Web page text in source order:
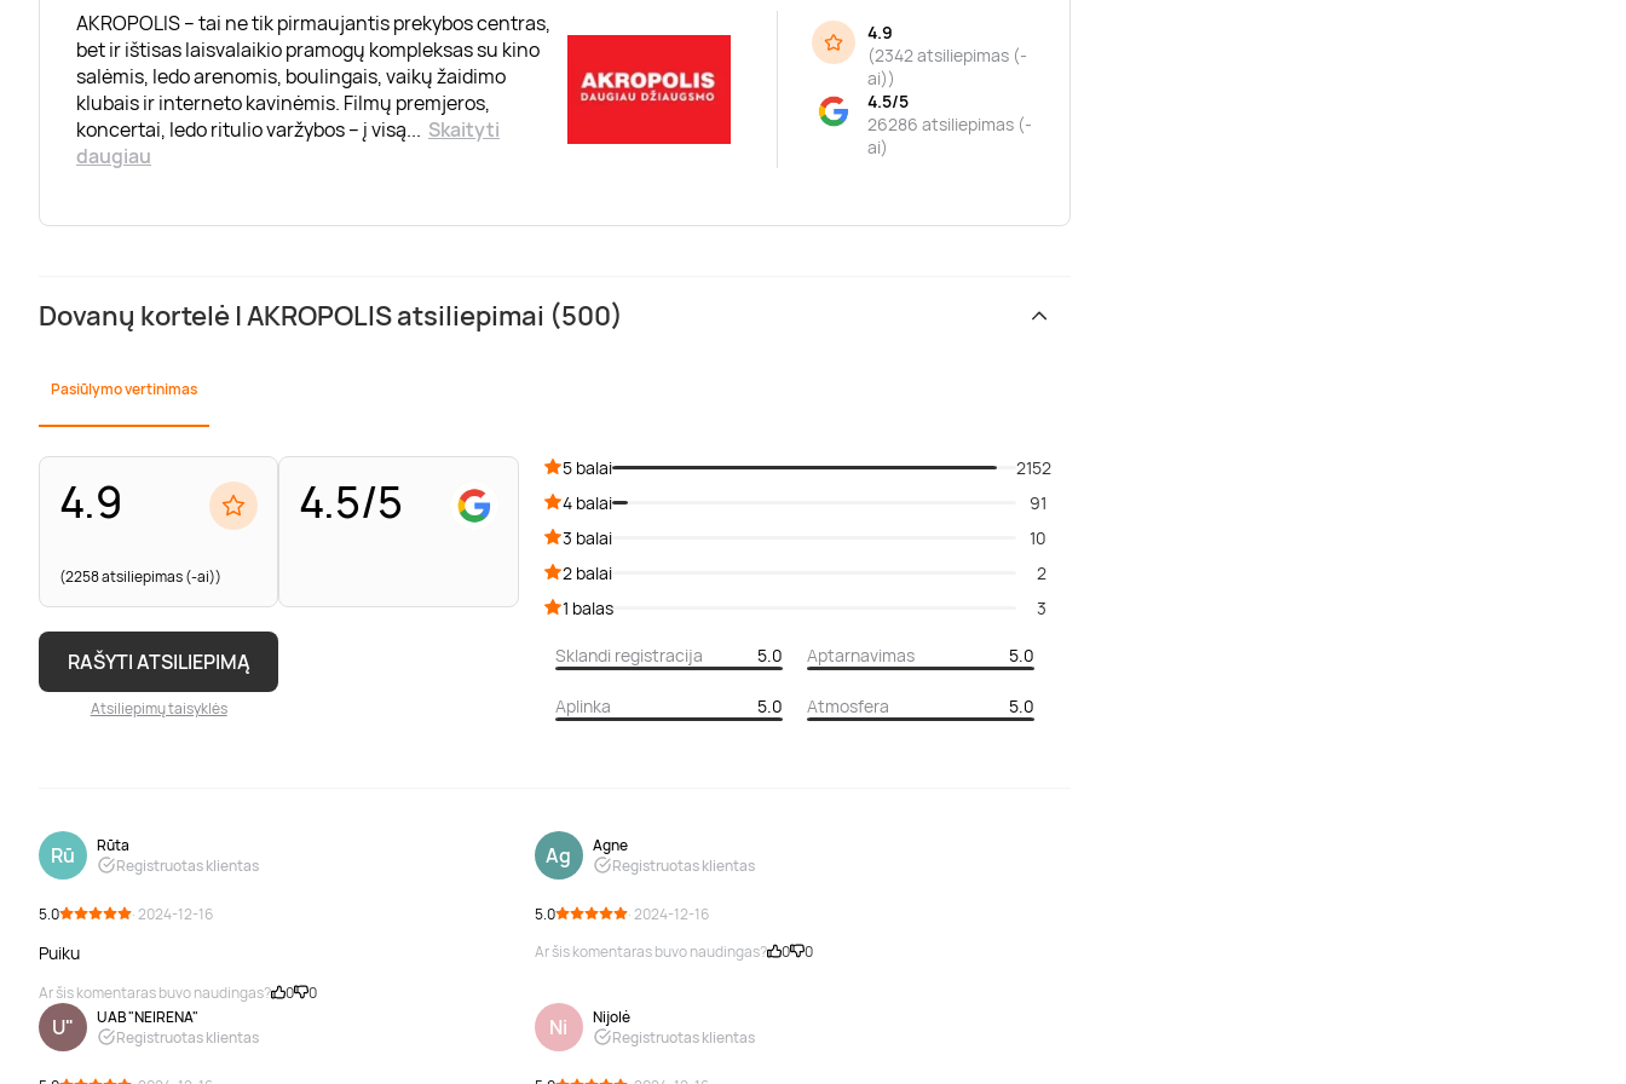
AKROPOLIS – tai ne tik pirmaujantis prekybos centras,
bet ir ištisas laisvalaikio pramogų kompleksas su kino
salėmis, ledo arenomis, boulingais, vaikų žaidimo
klubais ir interneto kavinėmis. Filmų premjeros,
koncertai, ledo ritulio varžybos – į visą... Skaityti
daugiau
4.9
(2342 atsiliepimas (-
ai))
4.5/5
26286 atsiliepimas (-
ai)
Dovanų kortelė | AKROPOLIS atsiliepimai (500)
Pasiūlymo vertinimas
4.9
(2258 atsiliepimas (-ai))
4.5/5
RAŠYTI ATSILIEPIMĄ
Atsiliepimų taisyklės
5 balai
2152
4 balai
91
3 balai
10
2 balai
2
1 balas
3
Sklandi registracija 5.0 Aptarnavimas 5.0
Aplinka 5.0 Atmosfera 5.0
Rū
Rūta
Registruotas klientas
5.0 · 2024-12-16
Puiku
Ar šis komentaras buvo naudingas? 0 0
Ag
Agne
Registruotas klientas
5.0
· 2024-12-16
Ar šis komentaras buvo naudingas?
0 0
U"
UAB "NEIRENA"
Registruotas klientas
Ni
Nijolė
Registruotas klientas